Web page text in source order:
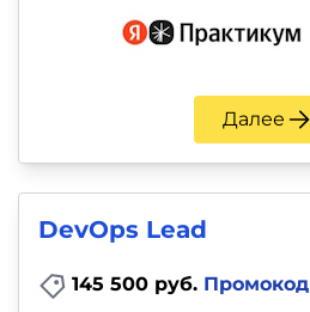
Далее
DevOps Lead
145 500 руб. Промокод